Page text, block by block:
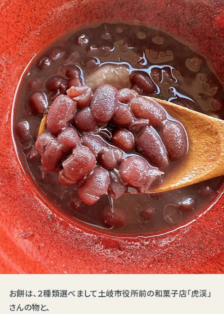
お餅は、２種類選べまして土岐市役所前の和菓子店「虎渓」
さんの物と、